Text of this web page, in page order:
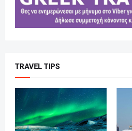
TRAVEL TIPS